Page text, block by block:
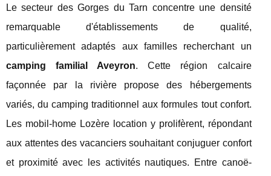
Le secteur des Gorges du Tarn concentre une densité
remarquable d'établissements de qualité,
particulièrement adaptés aux familles recherchant un
camping familial Aveyron. Cette région calcaire
façonnée par la rivière propose des hébergements
variés, du camping traditionnel aux formules tout confort.
Les mobil-home Lozère location y prolifèrent, répondant
aux attentes des vacanciers souhaitant conjuguer confort
et proximité avec les activités nautiques. Entre canoë-